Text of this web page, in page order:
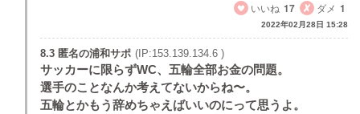
いいね 17 ダメ 1
2022年02月28日 15:28
8.3 匿名の浦和サポ (IP:153.139.134.6 )
サッカーに限らずWC、五輪全部お金の問題。
選手のことなんか考えてないからね〜。
五輪とかもう辞めちゃえばいいのにって思うよ。